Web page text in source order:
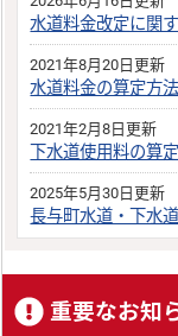
水道料金改定に関
2021年8月20日更新
水道料金の算定方法
2021年2月8日更新
下水道使用料の算
2025年5月30日更新
長与町水道・下水
重要なお知